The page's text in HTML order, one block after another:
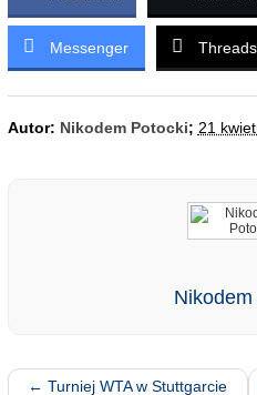
Messenger Threads
Autor: Nikodem Potocki; 21
← Turniej WTA w Stuttgarcie